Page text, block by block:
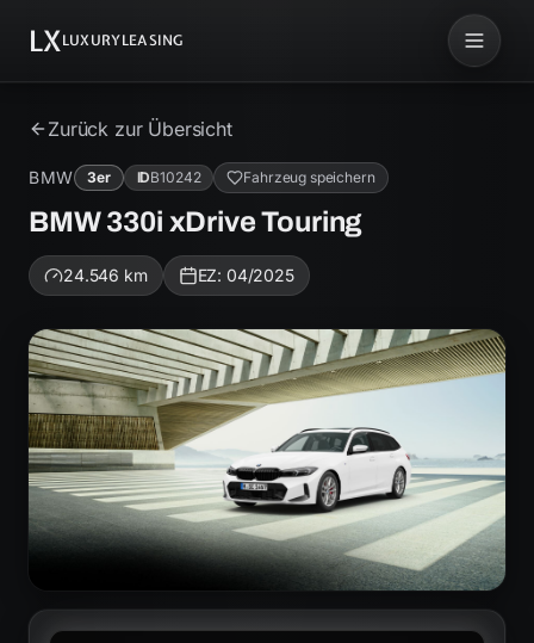
LXLUXURYLEASING
Zurück zur Übersicht
BMW 3er IDB10242 Fahrzeug speichern
BMW 330i xDrive Touring
24.546 km EZ: 04/2025